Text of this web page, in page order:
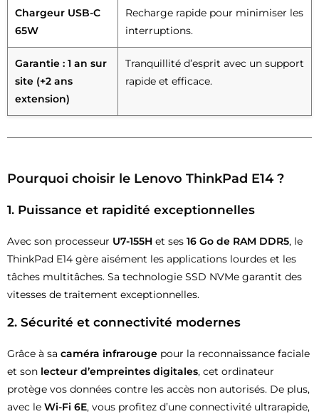
Chargeur USB-C
65W
Recharge rapide pour minimiser les
interruptions.
Garantie : 1 an sur
site (+2 ans
extension)
Tranquillité d’esprit avec un support
rapide et efficace.
Pourquoi choisir le Lenovo ThinkPad E14 ?
1. Puissance et rapidité exceptionnelles
Avec son processeur U7-155H et ses 16 Go de RAM DDR5, le
ThinkPad E14 gère aisément les applications lourdes et les
tâches multitâches. Sa technologie SSD NVMe garantit des
vitesses de traitement exceptionnelles.
2. Sécurité et connectivité modernes
Grâce à sa caméra infrarouge pour la reconnaissance faciale
et son lecteur d’empreintes digitales, cet ordinateur
protège vos données contre les accès non autorisés. De plus,
avec le Wi-Fi 6E, vous profitez d’une connectivité ultrarapide,